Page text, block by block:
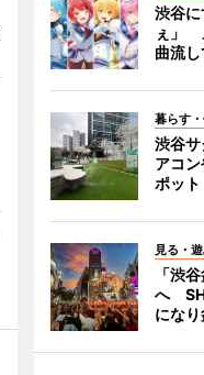
渋谷
ぇ」
曲流
暮らす・
渋谷
アコ
ポット
見る・
「渋
へ
になり